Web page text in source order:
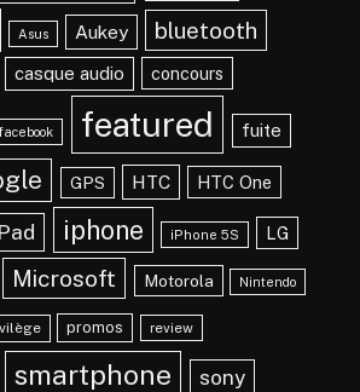
Asus Aukey bluetooth
casque audio concours
featured fuite
GPS HTC HTC One
iphone iPhone 5S LG
Microsoft Motorola Nintendo
promos review
smartphone sony